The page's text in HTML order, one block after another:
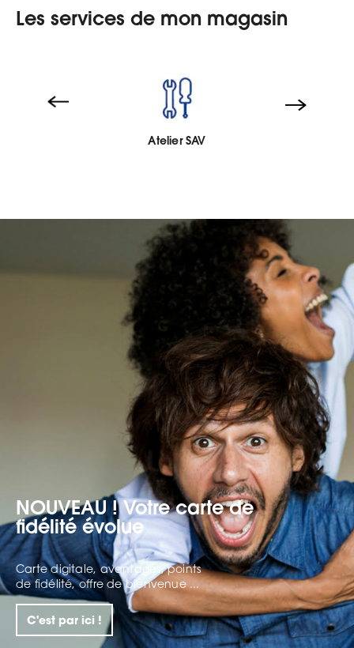
Les services de mon magasin
Atelier SAV
NOUVEAU ! Votre carte de
fidélité évolue
Carte digitale, avantages, points
de fidélité, offre de bienvenue ...
C'est par ici !